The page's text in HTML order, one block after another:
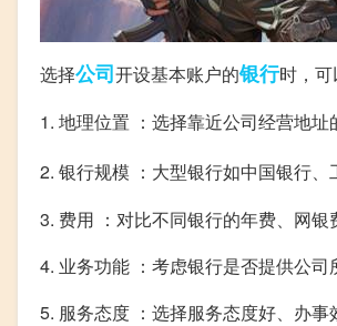
选择公司开设基本账户的银行时，可
1. 地理位置 ：选择靠近公司经营地址
2. 银行规模 ：大型银行如中国银行
3. 费用 ：对比不同银行的年费、网银
4. 业务功能 ：考虑银行是否提供公司
5. 服务态度 ：选择服务态度好、办事